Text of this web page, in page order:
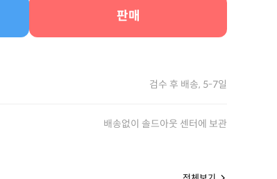
판매
검수 후 배송, 5-7일
배송없이 솔드아웃 센터에 보관